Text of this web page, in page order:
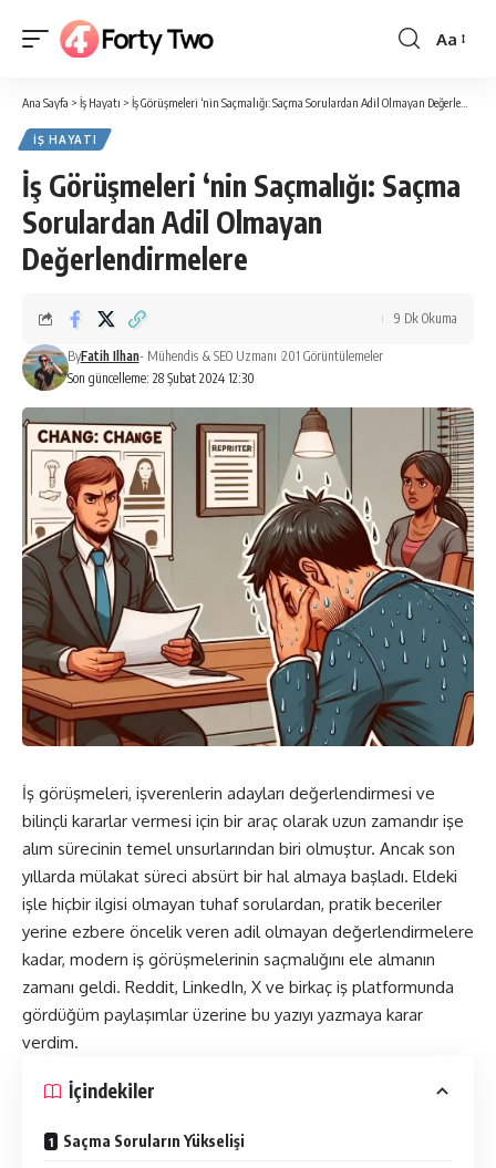
Yazı
Aa
Ana Sayfa > İş Hayatı > İş Görüşmeleri ‘nin Saçmalığı: Saçma Sorulardan Adil Olmayan Değerlendirmelere
İŞ HAYATI
İş Görüşmeleri ‘nin Saçmalığı: Saçma
Sorulardan Adil Olmayan
Değerlendirmelere
Son güncelleme: 28 Şubat 2024 12:30
ByFatih Ilhan- Mühendis & SEO Uzmanı 201 Görüntülemeler
9 Dk Okuma
İş görüşmeleri, işverenlerin adayları değerlendirmesi ve
bilinçli kararlar vermesi için bir araç olarak uzun zamandır işe
alım sürecinin temel unsurlarından biri olmuştur. Ancak son
yıllarda mülakat süreci absürt bir hal almaya başladı. Eldeki
işle hiçbir ilgisi olmayan tuhaf sorulardan, pratik beceriler
yerine ezbere öncelik veren adil olmayan değerlendirmelere
kadar, modern iş görüşmelerinin saçmalığını ele almanın
zamanı geldi. Reddit, LinkedIn, X ve birkaç iş platformunda
gördüğüm paylaşımlar üzerine bu yazıyı yazmaya karar
verdim.
İçindekiler
Saçma Soruların Yükselişi